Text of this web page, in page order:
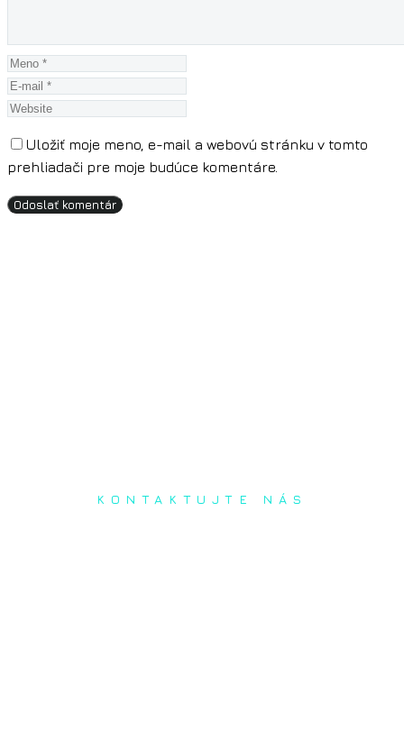
Uložiť moje meno, e-mail a webovú stránku v tomto
prehliadači pre moje budúce komentáre.
Odoslať komentár
KONTAKTUJTE NÁS